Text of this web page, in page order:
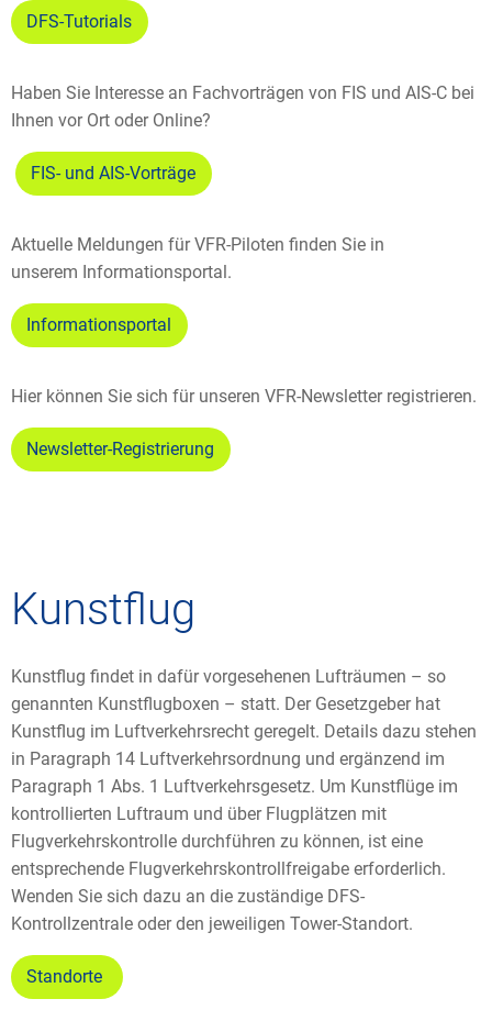
DFS-Tutorials
Haben Sie Interesse an Fachvorträgen von FIS und AIS-C bei
Ihnen vor Ort oder Online?
FIS- und AIS-Vorträge
Aktuelle Meldungen für VFR-Piloten finden Sie in
unserem Informationsportal.
Informationsportal
Hier können Sie sich für unseren VFR-Newsletter registrieren.
Newsletter-Registrierung
Kunstflug
Kunstflug findet in dafür vorgesehenen Lufträumen – so
genannten Kunstflugboxen – statt. Der Gesetzgeber hat
Kunstflug im Luftverkehrsrecht geregelt. Details dazu stehen
in Paragraph 14 Luftverkehrsordnung und ergänzend im
Paragraph 1 Abs. 1 Luftverkehrsgesetz. Um Kunstflüge im
kontrollierten Luftraum und über Flugplätzen mit
Flugverkehrskontrolle durchführen zu können, ist eine
entsprechende Flugverkehrskontrollfreigabe erforderlich.
Wenden Sie sich dazu an die zuständige DFS-
Kontrollzentrale oder den jeweiligen Tower-Standort.
Standorte